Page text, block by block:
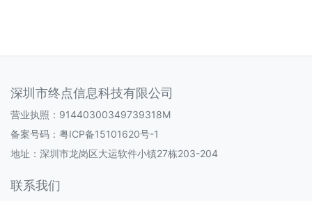
深圳市终点信息科技有限公司
营业执照：91440300349739318M
备案号码： 粤ICP备15101620号-1
地址：深圳市龙岗区大运软件小镇27栋203-204
联系我们